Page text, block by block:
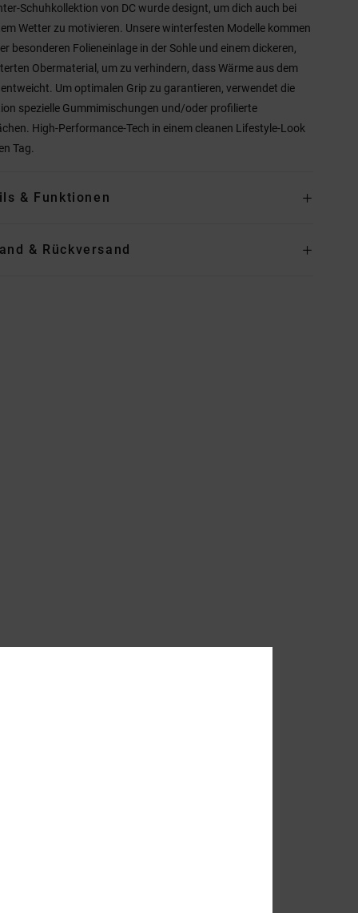
Schuhkollektion von DC wurde designt, um dich auch bei
Wetter zu motivieren. Unsere winterfesten Modelle kommen
besonderen Folieneinlage in der Sohle und einem dickeren,
Obermaterial, um zu verhindern, dass Wärme aus dem
Um optimalen Grip zu garantieren, verwendet die
spezielle Gummimischungen und/oder profilierte
High-Performance-Tech in einem cleanen Lifestyle-Look
Tag.
& Funktionen
& Rückversand